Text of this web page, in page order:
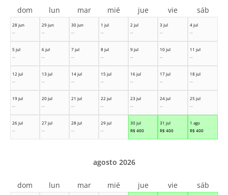
28 jun
--
29 jun
--
30 jun
--
1 jul
--
2 jul
--
3 jul
--
4 jul
--
5 jul
--
6 jul
--
7 jul
--
8 jul
--
9 jul
--
10 jul
--
11 jul
--
12 jul
--
13 jul
--
14 jul
--
15 jul
--
16 jul
--
17 jul
--
18 jul
--
19 jul
--
20 jul
--
21 jul
--
22 jul
--
23 jul
--
24 jul
--
25 jul
--
26 jul
--
27 jul
--
28 jul
--
29 jul
--
30 jul
R$ 400
31 jul
R$ 400
1 ago
R$ 400
dom lun mar mié jue vie sáb
agosto 2026
dom lun mar mié jue vie sáb